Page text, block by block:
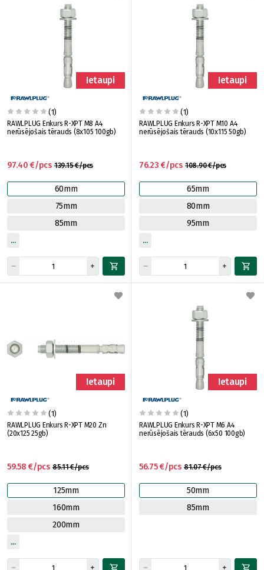
Ietaupi
(1)
RAWLPLUG Enkurs R-XPT M8 A4
nerūsējošais tērauds (8x105 100gb)
139.15 €/pcs
97.40 €/pcs
60mm
75mm
85mm
Ietaupi
(1)
RAWLPLUG Enkurs R-XPT M10 A4
nerūsējošais tērauds (10x115 50gb)
108.90 €/pcs
76.23 €/pcs
65mm
80mm
95mm
Ietaupi
(1)
RAWLPLUG Enkurs R-XPT M20 Zn
(20x125 25gb)
85.11 €/pcs
59.58 €/pcs
125mm
160mm
200mm
Ietaupi
(1)
RAWLPLUG Enkurs R-XPT M6 A4
nerūsējošais tērauds (6x50 100gb)
81.07 €/pcs
56.75 €/pcs
50mm
85mm